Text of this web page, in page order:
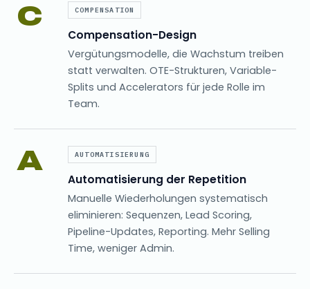
C COMPENSATION
Compensation-Design
Vergütungsmodelle, die Wachstum treiben
statt verwalten. OTE-Strukturen, Variable-
Splits und Accelerators für jede Rolle im
Team.
A AUTOMATISIERUNG
Automatisierung der Repetition
Manuelle Wiederholungen systematisch
eliminieren: Sequenzen, Lead Scoring,
Pipeline-Updates, Reporting. Mehr Selling
Time, weniger Admin.